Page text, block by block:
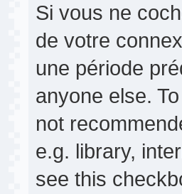
Si vous ne
de votre
une période
anyone else.
not
e.g. library,
see this